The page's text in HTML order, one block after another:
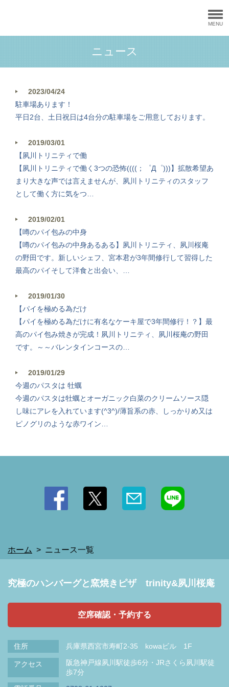
MENU
ニュース
2023/04/24
駐車場あります！
平日2台、土日祝日は4台分の駐車場をご用意しております。
2019/03/01
【夙川トリニティで働
【夙川トリニティで働く3つの恐怖((((；゜Д゜)))】拡散希望あ
まり大きな声では言えませんが、夙川トリニティのスタッフ
として働く方に気をつ…
2019/02/01
【噂のパイ包みの中身
【噂のパイ包みの中身あるある】夙川トリニティ、夙川桜庵
の野田です。新しいシェフ、宮本君が3年間修行して習得した
最高のパイそして洋食と出会い、…
2019/01/30
【パイを極める為だけ
【パイを極める為だけに有名なケーキ屋で3年間修行！？】最
高のパイ包み焼きが完成！夙川トリニティ、夙川桜庵の野田
です。～～バレンタインコースの…
2019/01/29
今週のパスタは 牡蠣
今週のパスタは牡蠣とオーガニック白菜のクリームソース隠
し味にアレを入れています(^3^)/薄旨系の赤、しっかりめ又は
ピノグリのような赤ワイン…
ホーム ニュース一覧
この店舗情報をシェアする
兵庫県西宮市寿町2-35 kowaビル 1F
https://trinity.owst.jp/blogs
お店情報をコピー
閉じる
究極のハンバーグと窯焼きピザ trinity&夙川桜庵
空席確認・予約する
住所 兵庫県西宮市寿町2-35 kowaビル 1F
アクセス
阪急神戸線夙川駅徒歩6分・JRさくら夙川駅徒
歩7分